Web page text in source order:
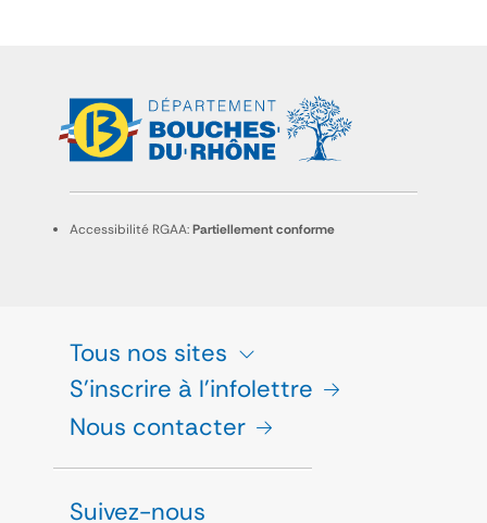
Accessibilité RGAA:Partiellement conforme
Tous nos sites
S'inscrire à l'infolettre
Nous contacter
Suivez-nous